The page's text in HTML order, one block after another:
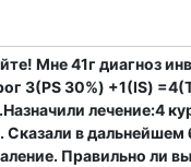
Мне 41г диагноз
3(PS 30%) +1(IS)
лечение:4
в дальнейшем
Правильно ли